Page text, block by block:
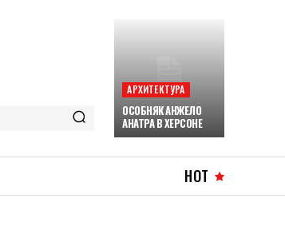
АРХИТЕКТУРА
ОСОБНЯК АНЖЕЛО
АНАТРА В ХЕРСОНЕ
HOT